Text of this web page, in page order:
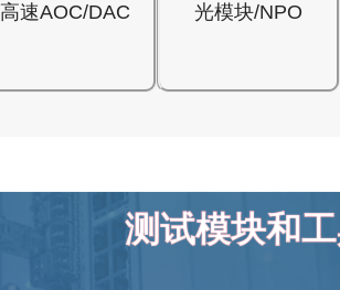
高速AOC/DAC 光模块/NPO
测试模块和